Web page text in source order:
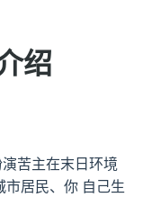
绍
苦主在末日环境
居民、你 自己生